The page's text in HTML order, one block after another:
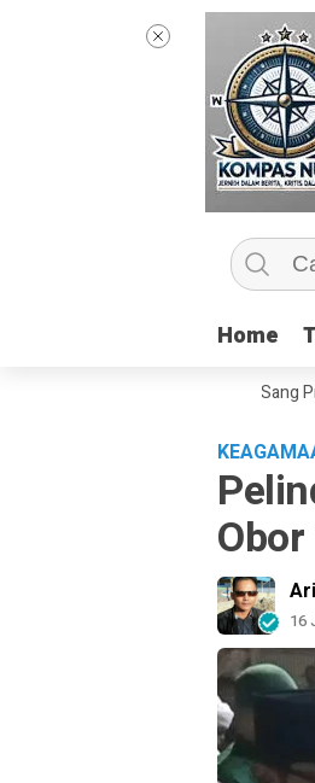
Home
Home
Jurnalisme Bersama Sang Praktisi di
16